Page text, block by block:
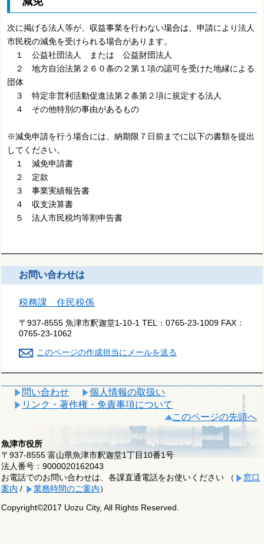
次に掲げる法人等が、収益事業を行わない場合は、申請により法人
市民税の減免を受けられる場合があります。
１ 公益社団法人 または 公益財団法人
２ 地方自治法第２６０条の２第１項の認可を受けた地縁による
団体
３ 特定非営利活動促進法第２条第２項に規定する法人
４ その他特別の事由があるもの
※減免申請を行う場合には、納期限７日前までに以下の書類を提出
してください。
１ 減免申請書
２ 定款
３ 事業実績報告書
４ 収支決算書
５ 法人市民税均等割申告書
お問い合わせは
税務課 住民税係
〒937-8555 魚津市釈迦堂1-10-1 TEL：0765-23-1009 FAX：
0765-23-1062
このページの作成担当にメールを送る
問い合わせ
個人情報の取扱い
リンク・著作権・免責事項について
このページの先頭へ
魚津市役所
〒937-8555 富山県魚津市釈迦堂1丁目10番1号
法人番号：9000020162043
お電話でのお問い合わせは、各課直通電話をお使いください （
窓口
案内 / 業務時間のご案内）
Copyright©2017 Uozu City, All Rights Reserved.